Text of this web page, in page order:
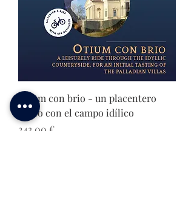
Otium con brio - un placentero
paseo con el campo idílico
Precio
243,00 €